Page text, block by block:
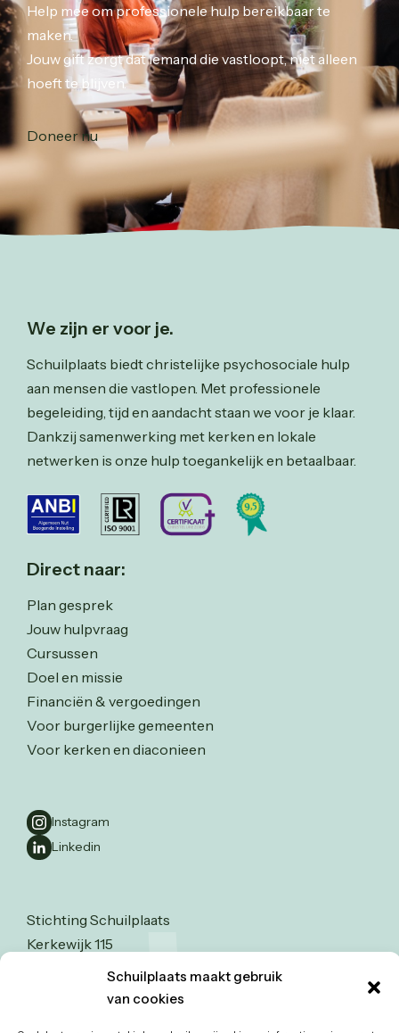
Schuilplaats maakt gebruik
van cookies
Help mee om professionele hulp bereikbaar te
maken.
Jouw gift zorgt dat iemand die vastloopt, niet alleen
hoeft te blijven.
Doneer nu
We zijn er voor je.
Schuilplaats biedt christelijke psychosociale hulp
aan mensen die vastlopen. Met professionele
begeleiding, tijd en aandacht staan we voor je klaar.
Dankzij samenwerking met kerken en lokale
netwerken is onze hulp toegankelijk en betaalbaar.
Direct naar:
Plan gesprek
Jouw hulpvraag
Cursussen
Doel en missie
Financiën & vergoedingen
Voor burgerlijke gemeenten
Voor kerken en diaconieen
Instagram
Linkedin
Stichting Schuilplaats
Kerkewijk 115
3904 JA Veenendaal